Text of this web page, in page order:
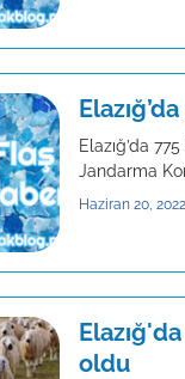
Elazığ’da
Jandarma
Haziran 20, 2022
oldu